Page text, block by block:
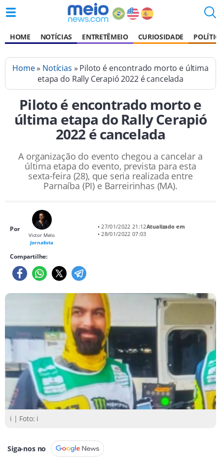
HOME NOTÍCIAS ENTRETÊMEIO CURIOSIDADE
Home» Notícias » Piloto é encontrado morto e última
etapa do Rally Cerapió 2022 é cancelada
Piloto é encontrado morto e
última etapa do Rally Cerapió
2022 é cancelada
A organização do evento chegou a cancelar a
última etapa do evento, prevista para esta
sexta-feira (28), que seria realizada entre
Parnaíba (PI) e Barreirinhas (MA).
Por
Victor Melo
Jornalista
• 27/01/2022 21:12Atualizado em
• 28/01/2022 07:03
Compartilhe:
i | Foto: i
Siga-nos no